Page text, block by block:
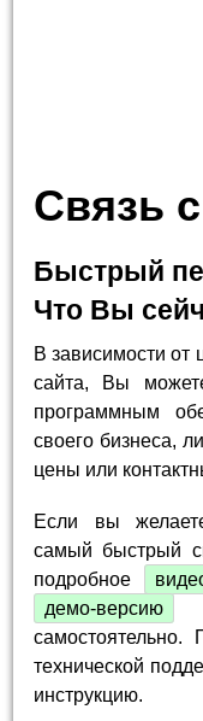
Связь
Быстрый
Что Вы
В зависимости от
сайта, Вы
программным
своего бизнеса,
цены или
Если вы
самый быстрый
подробное
демо-версию
самостоятельно.
технической
инструкцию.